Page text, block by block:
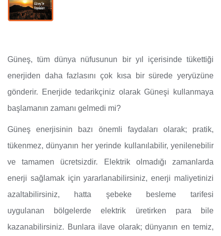
Güneş, tüm dünya nüfusunun bir yıl içerisinde tükettiği
enerjiden daha fazlasını çok kısa bir sürede yeryüzüne
gönderir. Enerjide tedarikçiniz olarak Güneşi kullanmaya
başlamanın zamanı gelmedi mi?
Güneş enerjisinin bazı önemli faydaları olarak; pratik,
tükenmez, dünyanın her yerinde kullanılabilir, yenilenebilir
ve tamamen ücretsizdir. Elektrik olmadığı zamanlarda
enerji sağlamak için yararlanabilirsiniz, enerji maliyetinizi
azaltabilirsiniz, hatta şebeke besleme tarifesi
uygulanan bölgelerde elektrik üretirken para bile
kazanabilirsiniz. Bunlara ilave olarak; dünyanın en temiz,